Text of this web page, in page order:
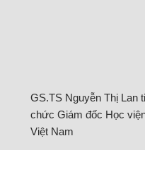
GS.TS Nguyễn Thị Lan
chức Giám đốc Học
Việt Nam